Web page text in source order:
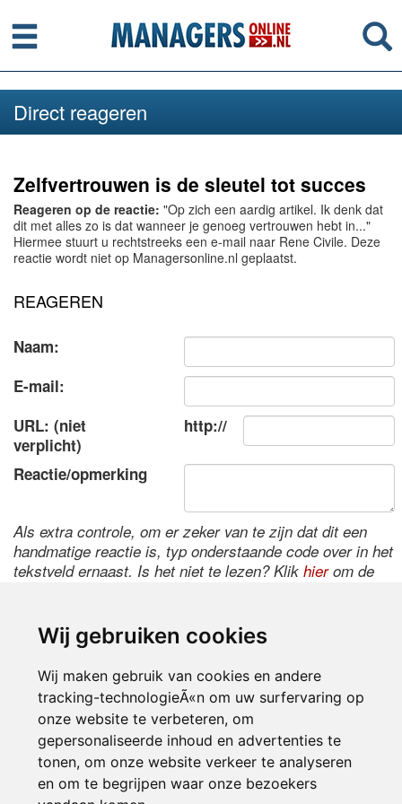
Wij gebruiken cookies
Wij maken gebruik van cookies en andere
tracking-technologieÃ«n om uw surfervaring op
onze website te verbeteren, om
gepersonaliseerde inhoud en advertenties te
tonen, om onze website verkeer te analyseren
en om te begrijpen waar onze bezoekers
Menu
Direct reageren
Zelfvertrouwen is de sleutel tot succes
Reageren op de reactie: "Op zich een aardig artikel. Ik denk dat
dit met alles zo is dat wanneer je genoeg vertrouwen hebt in..."
Hiermee stuurt u rechtstreeks een e-mail naar Rene Civile. Deze
reactie wordt niet op Managersonline.nl geplaatst.
REAGEREN
Naam:
E-mail:
URL: (niet
verplicht)
http://
Reactie/opmerking
Als extra controle, om er zeker van te zijn dat dit een
handmatige reactie is, typ onderstaande code over in het
tekstveld ernaast. Is het niet te lezen? Klik hierom de
Inloggen